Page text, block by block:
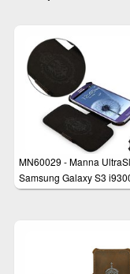
MN60029 - Manna
Samsung Galaxy S3
Schutzhülle aus echtem